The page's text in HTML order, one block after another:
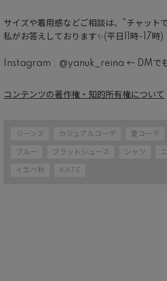
サイズや着用感などご相談は、"チャット
私がお答えしております✨(平日11時-17時)
Instagram : @yanuk_reina ← DMで
コンテンツの著作権・知的所有権について
ジーンズ カジュアルコーデ 夏コーデ
ブルー フラットシューズ シャツ
イエベ秋 KATE